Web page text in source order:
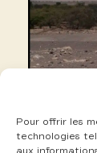
Pour offrir les
technologies